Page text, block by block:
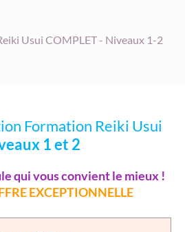
Usui COMPLET - Niveaux 1-2
Formation Reiki Usui
1 et 2
qui vous convient le mieux !
EXCEPTIONNELLE